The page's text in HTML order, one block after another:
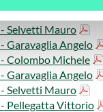
Colombo Ugo​​​​​
Selvetti Mauro​​​
Garavaglia Angelo
Colombo Michele
Garavaglia Angelo
Selvetti Mauro​
Pellegatta Vittorio​